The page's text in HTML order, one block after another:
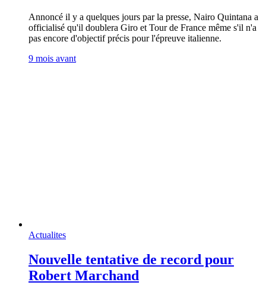
Annoncé il y a quelques jours par la presse, Nairo Quintana a
officialisé qu'il doublera Giro et Tour de France même s'il n'a
pas encore d'objectif précis pour l'épreuve italienne.
9 mois avant
Actualites
Nouvelle tentative de record pour
Robert Marchand